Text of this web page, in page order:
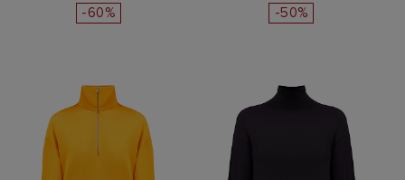
-60% -50%